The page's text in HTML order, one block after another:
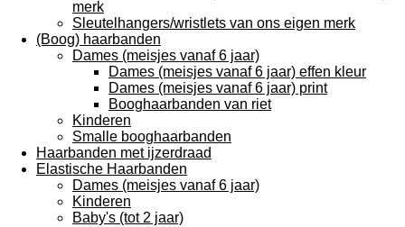
merk
Sleutelhangers/wristlets van ons eigen merk
(Boog) haarbanden
Dames (meisjes vanaf 6 jaar)
Dames (meisjes vanaf 6 jaar) effen kleur
Dames (meisjes vanaf 6 jaar) print
Booghaarbanden van riet
Kinderen
Smalle booghaarbanden
Haarbanden met ijzerdraad
Elastische Haarbanden
Dames (meisjes vanaf 6 jaar)
Kinderen
Baby's (tot 2 jaar)